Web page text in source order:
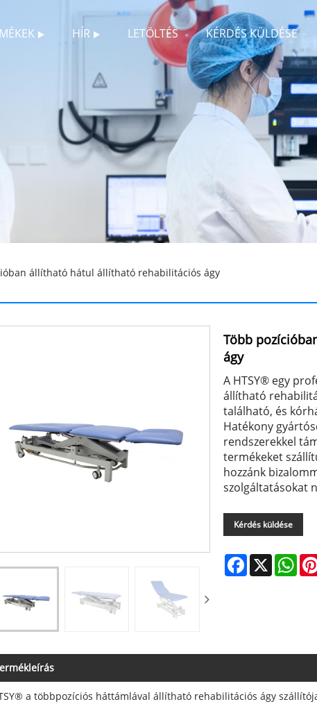
HÍR LETÖLTÉS KÉRDÉS KÜLDÉSE
állítható hátul állítható rehabilitációs ágy
Több
ágy
A HTSY® egy
állítható
található, és
Hatékony
rendszerekkel
termékeket
hozzánk
szolgáltatásokat
Kérdés küldése
Facebook
X
a többpozíciós háttámlával állítható rehabilitációs ágy